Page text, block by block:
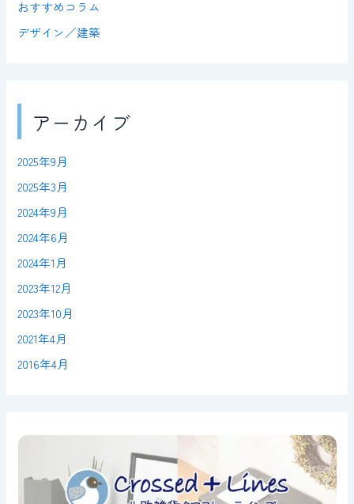
おすすめコラム
デザイン／建築
アーカイブ
2025年9月
2025年3月
2024年9月
2024年6月
2024年1月
2023年12月
2023年10月
2021年4月
2016年4月